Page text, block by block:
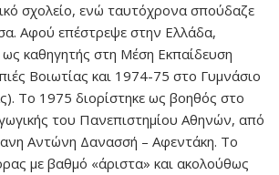
σχολείο, ενώ ταυτόχρονα σπούδαζε
Αφού επέστρεψε στην Ελλάδα,
ως καθηγητής στη Μέση Εκπαίδευση
Βοιωτίας και 1974-75 στο Γυμνάσιο
Το 1975 διορίστηκε ως βοηθός στο
του Πανεπιστημίου Αθηνών, από
Αντώνη Δανασσή – Αφεντάκη. Το
με βαθμό «άριστα» και ακολούθως